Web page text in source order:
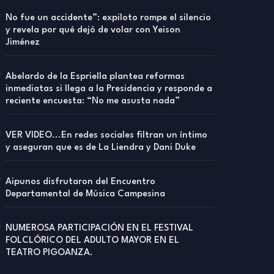
No fue un accidente”: expiloto rompe el silencio
y revela por qué dejó de volar con Yeison
Jiménez
Abelardo de la Espriella plantea reformas
inmediatas si llega a la Presidencia y responde a
reciente encuesta: “No me asusta nada”
VER VIDEO...En redes sociales filtran un íntimo
y aseguran que es de La Liendra y Dani Duke
Aipunos disfrutaron del Encuentro
Departamental de Música Campesina
NUMEROSA PARTICIPACIÓN EN EL FESTIVAL
FOLCLÓRICO DEL ADULTO MAYOR EN EL
TEATRO PIGOANZA.